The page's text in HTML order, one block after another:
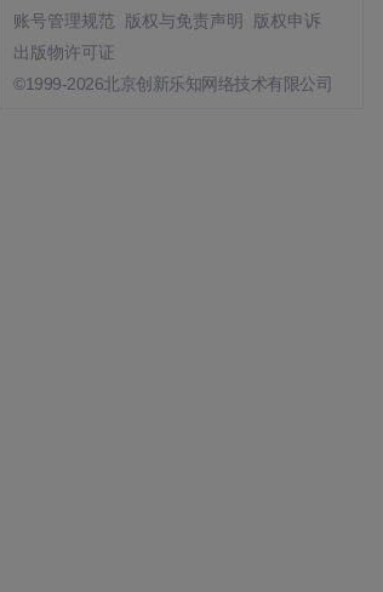
账号管理规范
版权与免责声明
版权申诉
出版物许可证
©1999-2026北京创新乐知网络技术有限公司